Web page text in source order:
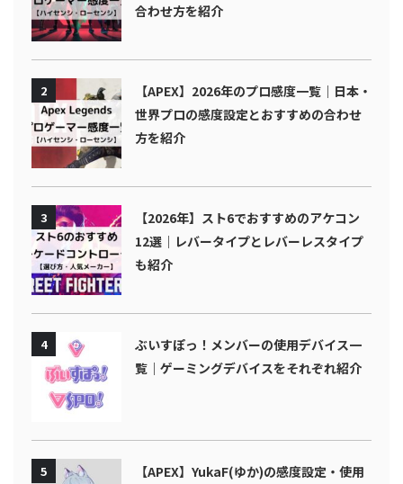
合わせ方を紹介
2
【APEX】2026年のプロ感度一覧｜日本・
世界プロの感度設定とおすすめの合わせ
方を紹介
3
【2026年】スト6でおすすめのアケコン
12選｜レバータイプとレバーレスタイプ
も紹介
4
ぶいすぽっ！メンバーの使用デバイス一
覧｜ゲーミングデバイスをそれぞれ紹介
5
【APEX】YukaF(ゆか)の感度設定・使用